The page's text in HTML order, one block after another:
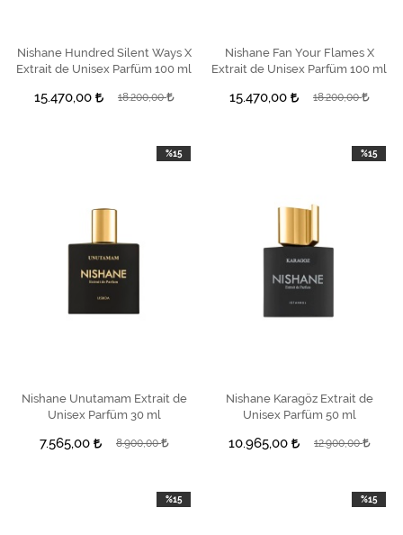
SEPETE EKLE
Nishane Hundred Silent Ways X
Extrait de Unisex Parfüm 100 ml
15.470,00 18.200,00
SEPETE EKLE
Nishane Fan Your Flames X
Extrait de Unisex Parfüm 100 ml
15.470,00 18.200,00
SEPETE EKLE
Nishane Unutamam Extrait de
Unisex Parfüm 30 ml
7.565,00 8.900,00
%15
SEPETE EKLE
Nishane Karagöz Extrait de
Unisex Parfüm 50 ml
10.965,00 12.900,00
%15
%15 %15